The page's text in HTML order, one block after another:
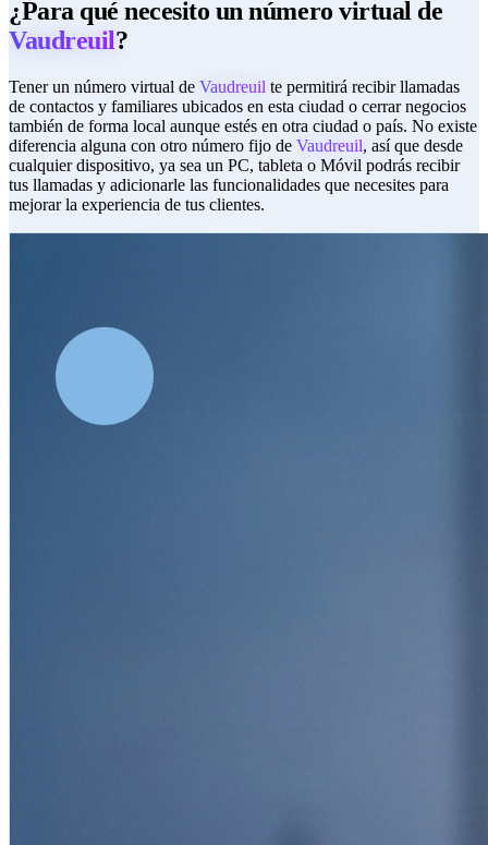
¿Para qué necesito un número virtual de
Vaudreuil?
Tener un número virtual de Vaudreuil te permitirá recibir llamadas
de contactos y familiares ubicados en esta ciudad o cerrar negocios
también de forma local aunque estés en otra ciudad o país. No existe
diferencia alguna con otro número fijo de Vaudreuil, así que desde
cualquier dispositivo, ya sea un PC, tableta o Móvil podrás recibir
tus llamadas y adicionarle las funcionalidades que necesites para
mejorar la experiencia de tus clientes.